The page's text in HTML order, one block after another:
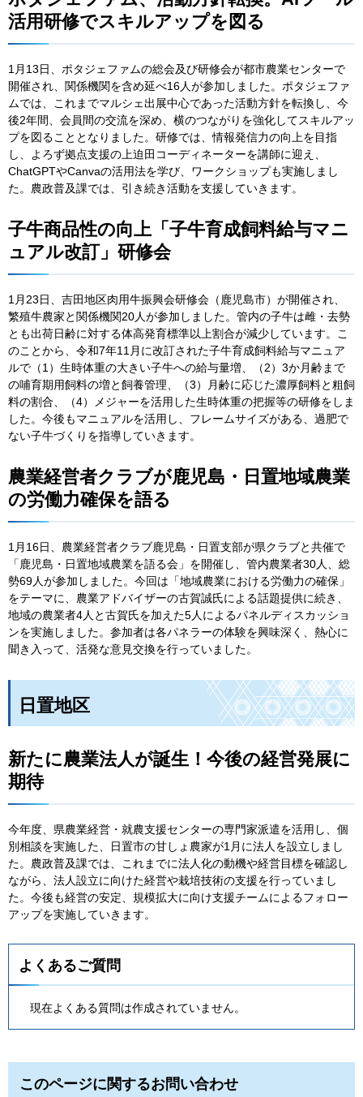
活用研修でスキルアップを図る
1月13日、ポタジェファムの総会及び研修会が都市農業センターで
開催され、関係機関を含め延べ16人が参加しました。ポタジェファ
ムでは、これまでマルシェ出展中心であった活動方針を転換し、今
後2年間、会員間の交流を深め、横のつながりを強化してスキルアッ
プを図ることとなりました。研修では、情報発信力の向上を目指
し、よろず拠点支援の上迫田コーディネーターを講師に迎え、
ChatGPTやCanvaの活用法を学び、ワークショップも実施しまし
た。農政普及課では、引き続き活動を支援していきます。
子牛商品性の向上「子牛育成飼料給与マニ
ュアル改訂」研修会
1月23日、吉田地区肉用牛振興会研修会（鹿児島市）が開催され、
繁殖牛農家と関係機関20人が参加しました。管内の子牛は雌・去勢
とも出荷日齢に対する体高発育標準以上割合が減少しています。こ
のことから、令和7年11月に改訂された子牛育成飼料給与マニュア
ルで（1）生時体重の大きい子牛への給与量増、（2）3か月齢まで
の哺育期用飼料の増と飼養管理、（3）月齢に応じた濃厚飼料と粗飼
料の割合、（4）メジャーを活用した生時体重の把握等の研修をしま
した。今後もマニュアルを活用し、フレームサイズがある、過肥で
ない子牛づくりを指導していきます。
農業経営者クラブが鹿児島・日置地域農業
の労働力確保を語る
1月16日、農業経営者クラブ鹿児島・日置支部が県クラブと共催で
「鹿児島・日置地域農業を語る会」を開催し、管内農業者30人、総
勢69人が参加しました。今回は「地域農業における労働力の確保」
をテーマに、農業アドバイザーの古賀誠氏による話題提供に続き、
地域の農業者4人と古賀氏を加えた5人によるパネルディスカッショ
ンを実施しました。参加者は各パネラーの体験を興味深く、熱心に
聞き入って、活発な意見交換を行っていました。
日置地区
新たに農業法人が誕生！今後の経営発展に
期待
今年度、県農業経営・就農支援センターの専門家派遣を活用し、個
別相談を実施した、日置市の甘しょ農家が1月に法人を設立しまし
た。農政普及課では、これまでに法人化の動機や経営目標を確認し
ながら、法人設立に向けた経営や栽培技術の支援を行っていまし
た。今後も経営の安定、規模拡大に向け支援チームによるフォロー
アップを実施していきます。
よくあるご質問
現在よくある質問は作成されていません。
このページに関するお問い合わせ